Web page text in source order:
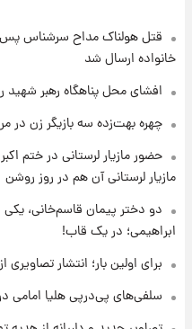
۱۷ ساعت پیش
۱۷ ساعت پیش
پی رفتن
۱۷ ساعت پیش
۱۸ ساعت پیش
با
قتل هولناک مداح سرشناس پس
خانواده ارسال شد
افشای محل پناهگاه‌ رهبر شهید
چهره بهت‌زده سه بازیگر زن در
حضور مازیار لرستانی در ختم
مازیار لرستانی آن هم در روز روشن
دو دختر پیمان قاسم‌خانی، یکی
ابراهیمی؛ در یک قاب!
برای اولین بار؛ انتشار
سلفی‌های پی‌درپی هلیا امامی